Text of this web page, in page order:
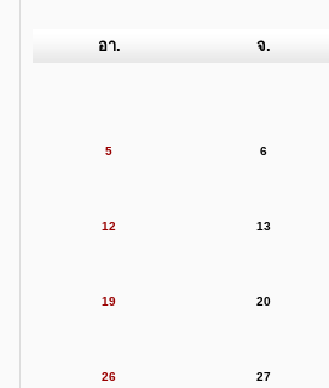
อา. จ.
5 6
12 13
19 20
26 27